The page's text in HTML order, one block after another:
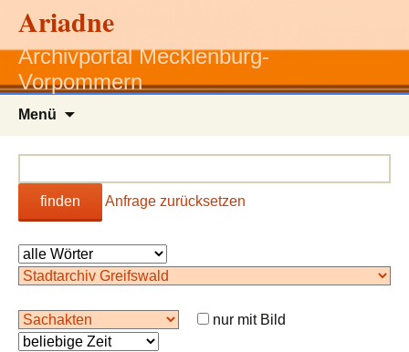
Ariadne
Archivportal Mecklenburg-
Vorpommern
Menü
finden Anfrage zurücksetzen
nur mit Bild